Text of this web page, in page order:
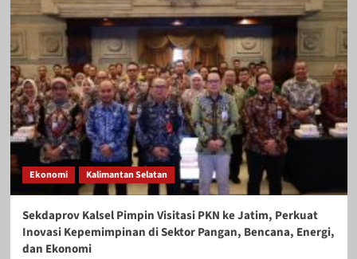
Ekonomi Kalimantan Selatan
Sekdaprov Kalsel Pimpin Visitasi PKN ke Jatim, Perkuat
Inovasi Kepemimpinan di Sektor Pangan, Bencana, Energi,
dan Ekonomi